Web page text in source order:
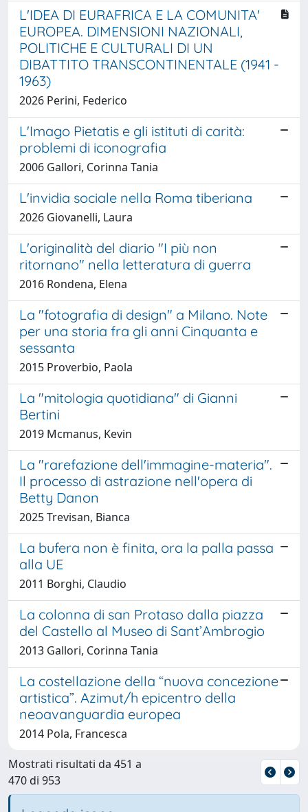
L'IDEA DI EURAFRICA E LA COMUNITA'
EUROPEA. DIMENSIONI NAZIONALI,
POLITICHE E CULTURALI DI UN
DIBATTITO TRANSCONTINENTALE (1941 -
1963)
2026 Perini, Federico
L'Imago Pietatis e gli istituti di carità:
problemi di iconografia
2006 Gallori, Corinna Tania
L'invidia sociale nella Roma tiberiana
2026 Giovanelli, Laura
L'originalità del diario "I più non
ritornano" nella letteratura di guerra
2016 Rondena, Elena
La "fotografia di design" a Milano. Note
per una storia fra gli anni Cinquanta e
sessanta
2015 Proverbio, Paola
La "mitologia quotidiana" di Gianni
Bertini
2019 Mcmanus, Kevin
La "rarefazione dell'immagine-materia".
Il processo di astrazione nell'opera di
Betty Danon
2025 Trevisan, Bianca
La bufera non è finita, ora la palla passa
alla UE
2011 Borghi, Claudio
La colonna di san Protaso dalla piazza
del Castello al Museo di Sant’Ambrogio
2013 Gallori, Corinna Tania
La costellazione della “nuova concezione
artistica”. Azimut/h epicentro della
neoavanguardia europea
2014 Pola, Francesca
Mostrati risultati da 451 a
470 di 953